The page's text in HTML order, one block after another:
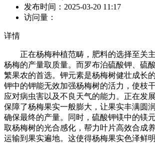
发布时间： 2025-03-20 11:17
访问量：
详情
正在杨梅种植范畴，肥料的选择至关主
杨梅的产量取质量。而罗布泊硫酸钾、硫
繁果农的首选。钾元素是杨梅树健壮成长
钾中的钾能无效加强杨梅树的活力，使枝
应对病虫害以及不良天气的能力。正在发
保障了杨梅果实一般膨大，让果实丰满圆
确保最终的产量。同时，硫酸钾镁中的镁
取杨梅树的光合感化，帮力叶片高效合成
运输到果实遍地。这使得杨梅果实色泽鲜